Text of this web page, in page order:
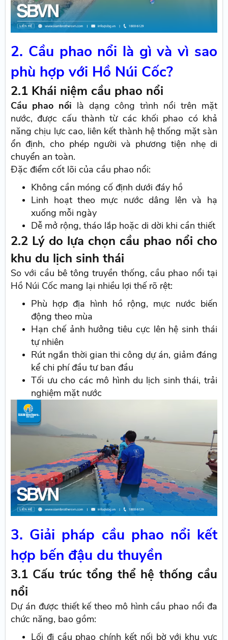
2. Cầu phao nổi là gì và vì sao
phù hợp với Hồ Núi Cốc?
2.1 Khái niệm cầu phao nổi
Cầu phao nổi là dạng công trình nổi trên mặt
nước, được cấu thành từ các khối phao có khả
năng chịu lực cao, liên kết thành hệ thống mặt sàn
ổn định, cho phép người và phương tiện nhẹ di
chuyển an toàn.
Đặc điểm cốt lõi của cầu phao nổi:
Không cần móng cố định dưới đáy hồ
Linh hoạt theo mực nước dâng lên và hạ
xuống mỗi ngày
Dễ mở rộng, tháo lắp hoặc di dời khi cần thiết
2.2 Lý do lựa chọn cầu phao nổi cho
khu du lịch sinh thái
So với cầu bê tông truyền thống, cầu phao nổi tại
Hồ Núi Cốc mang lại nhiều lợi thế rõ rệt:
Phù hợp địa hình hồ rộng, mực nước biến
động theo mùa
Hạn chế ảnh hưởng tiêu cực lên hệ sinh thái
tự nhiên
Rút ngắn thời gian thi công dự án, giảm đáng
kể chi phí đầu tư ban đầu
Tối ưu cho các mô hình du lịch sinh thái, trải
nghiệm mặt nước
3. Giải pháp cầu phao nổi kết
hợp bến đậu du thuyền
3.1 Cấu trúc tổng thể hệ thống cầu
nổi
Dự án được thiết kế theo mô hình cầu phao nổi đa
chức năng, bao gồm:
Lối đi cầu phao chính kết nối bờ với khu vực